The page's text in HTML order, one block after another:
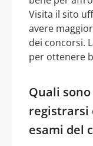
Visita il sito
avere
dei concorsi.
per ottenere
Quali
registrarsi
esami del